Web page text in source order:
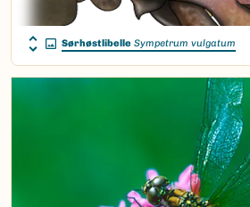
Sørhøstlibelle Sympetrum vulgatum